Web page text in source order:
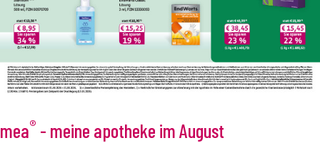
mea® - meine apotheke im August